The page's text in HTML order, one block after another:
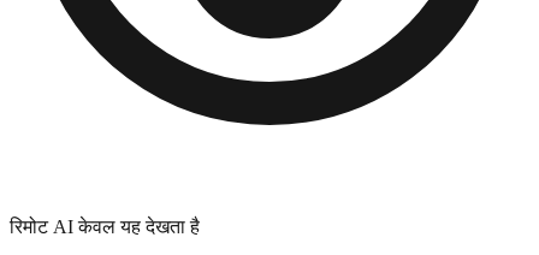
रिमोट AI केवल यह देखता है